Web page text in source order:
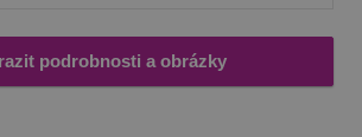
podrobnosti a obrázky